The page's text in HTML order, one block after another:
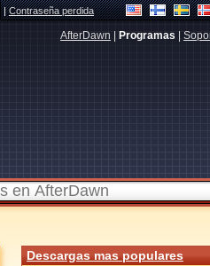
|Contraseña perdida
AfterDawn Programas
Descargas mas populares